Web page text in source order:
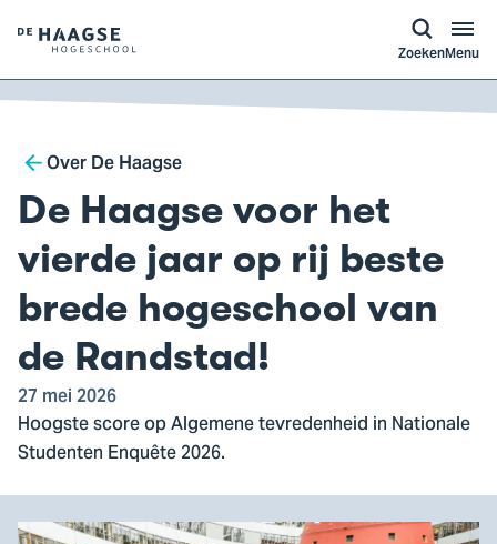
Logo
van
De
Hogeschool,
ga
naar
de
homepagina
ZoekenMenu
Breadcrumb
Over De Haagse
De Haagse voor het
vierde jaar op rij beste
brede hogeschool van
de Randstad!
27 mei 2026
Hoogste score op Algemene tevredenheid in Nationale
Studenten Enquête 2026.